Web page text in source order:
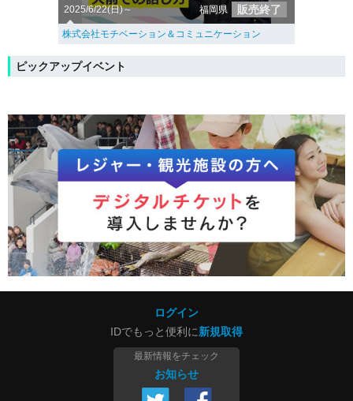
2025/6/22(日)～ 福岡県 販売終了
株式会社モチベーション＆コミュニケーション
ピックアップイベント
ログイン
IDでもっと便利に新規取得
最新情報をチェック
お知らせ